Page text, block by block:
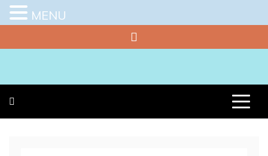
to
MENU